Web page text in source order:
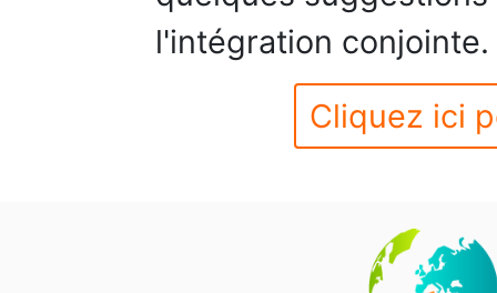
l'intégration conjointe.
Cliquez ici